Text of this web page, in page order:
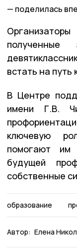
поделилась
встать на путь
В Центре
имени Г.В.
ключевую
помогают им
будущей
собственные
образование
Автор: Елена